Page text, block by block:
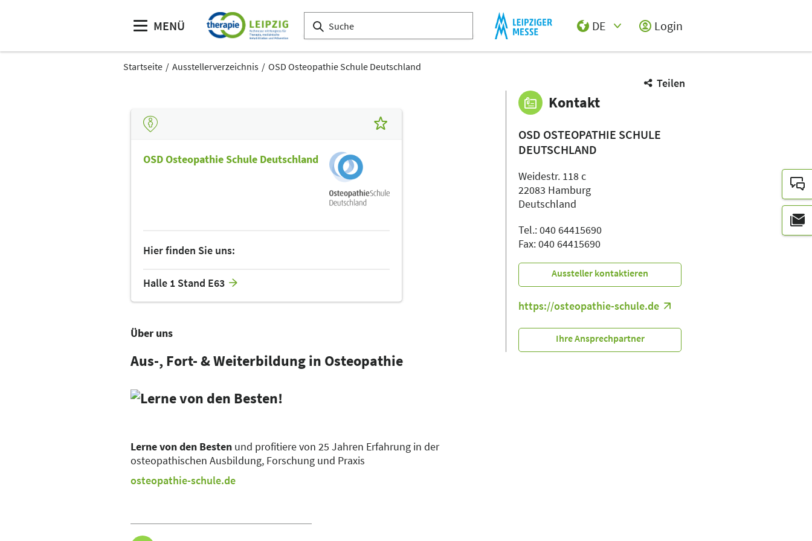
MENÜ
DE
Login
Startseite Ausstellerverzeichnis OSD Osteopathie Schule Deutschland
Teilen
OSD Osteopathie Schule Deutschland
Hier finden Sie uns:
Halle 1 Stand E63
Über uns
Aus-, Fort- & Weiterbildung in Osteopathie
Lerne von den Besten und profitiere von 25 Jahren Erfahrung in der
osteopathischen Ausbildung, Forschung und Praxis
osteopathie-schule.de
Kontakt
OSD OSTEOPATHIE SCHULE
DEUTSCHLAND
Weidestr. 118 c
22083 Hamburg
Deutschland
Tel.: 040 64415690
Fax: 040 64415690
Aussteller kontaktieren
https://osteopathie-schule.de
Ihre Ansprechpartner